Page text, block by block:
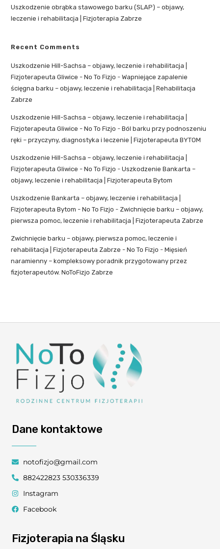
Uszkodzenie obrąbka stawowego barku (SLAP) – objawy,
leczenie i rehabilitacja | Fizjoterapia Zabrze
Recent Comments
Uszkodzenie Hill-Sachsa – objawy, leczenie i rehabilitacja |
Fizjoterapeuta Gliwice - No To Fizjo -Wapniejące zapalenie
ścięgna barku – objawy, leczenie i rehabilitacja | Rehabilitacja
Zabrze
Uszkodzenie Hill-Sachsa – objawy, leczenie i rehabilitacja |
Fizjoterapeuta Gliwice - No To Fizjo -Ból barku przy podnoszeniu
ręki – przyczyny, diagnostyka i leczenie | Fizjoterapeuta BYTOM
Uszkodzenie Hill-Sachsa – objawy, leczenie i rehabilitacja |
Fizjoterapeuta Gliwice - No To Fizjo -Uszkodzenie Bankarta –
objawy, leczenie i rehabilitacja | Fizjoterapeuta Bytom
Uszkodzenie Bankarta – objawy, leczenie i rehabilitacja |
Fizjoterapeuta Bytom - No To Fizjo - Zwichnięcie barku – objawy,
pierwsza pomoc, leczenie i rehabilitacja | Fizjoterapeuta Zabrze
Zwichnięcie barku – objawy, pierwsza pomoc, leczenie i
rehabilitacja | Fizjoterapeuta Zabrze - No To Fizjo -Mięsień
naramienny – kompleksowy poradnik przygotowany przez
fizjoterapeutów. NoToFizjo Zabrze
Dane kontaktowe
notofizjo@gmail.com
882422823 530336339
Instagram
Facebook
Fizjoterapia na Śląsku